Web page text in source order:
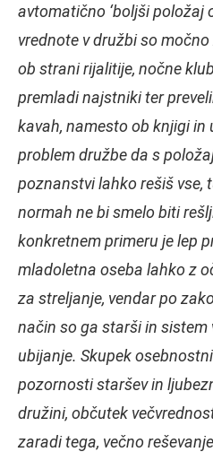
avtomatično ‘boljši položaj
vrednote v družbi so
ob strani rijalitije, nočne
premladi najstniki ter
kavah, namesto ob knjigi in
problem družbe da s
poznanstvi lahko rešiš vse,
normah ne bi smelo biti
konkretnem primeru je lep
mladoletna oseba lahko z
za streljanje, vendar po
način so ga starši in sistem
ubijanje. Skupek
pozornosti staršev in
družini, občutek
zaradi tega, večno